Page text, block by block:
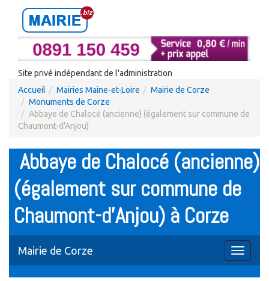
Site privé indépendant de l'administration
Accueil
Mairies Maine-et-Loire
Mairie de Corze
Monuments de Corze
Abbaye de Chalocé (ancienne) (également sur commune de
Chaumont-d'Anjou)
Abbaye de Chalocé (ancienne)
(également sur commune de
Chaumont-d'Anjou) à Corze
Toggle
Mairie de Corze